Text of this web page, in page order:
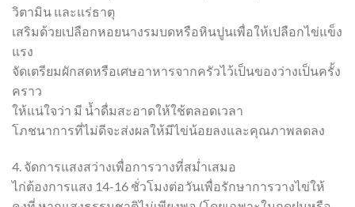
วิตามิน และแร่ธาตุ
เสริมด้วยเปลือกหอยนางรมบดหรือหินปูนเพื่อให้เปลือกไข่แข็ง
แรง
จัดเตรียมผักสดหรือเศษอาหารจากครัวไว้เป็นของว่างเป็นครั้ง
คราว
ให้แน่ใจว่า มี น้ำดื่มสะอาดให้ใช้ตลอดเวลา
โภชนาการที่ไม่ดีจะส่งผลให้มีไข่น้อยลงและคุณภาพลดลง
4. จัดการแสงสว่างเพื่อการวางที่สม่ำเสมอ
ไก่ต้องการแสง 14-16 ชั่วโมงต่อวันเพื่อรักษาการวางไข่ให้